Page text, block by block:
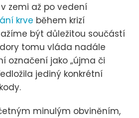
zemi až po vedení
krve během krizí
být důležitou součástí
tomu vláda nadále
označení jako „újma či
jediný konkrétní
minulým obviněním,